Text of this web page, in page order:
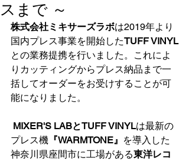
スまで ～
株式会社ミキサーズラボは2019年より
国内プレス事業を開始したTUFF VINYL
との業務提携を行いました。これによ
りカッティングからプレス納品まで一
括してオーダーをお受けすることが可
能になりました。
MIXER'S LABとTUFF VINYLは最新の
プレス機 『WARMTONE』 を導入した
神奈川県座間市に工場がある東洋レコ